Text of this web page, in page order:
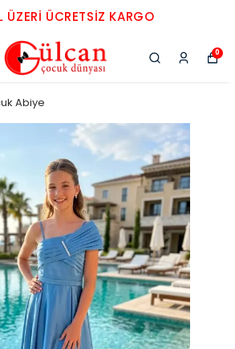
ÜZERI ÜCRETSIZ KARGO
0
Abiye